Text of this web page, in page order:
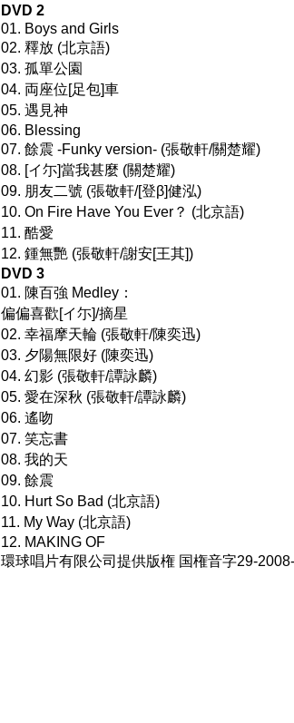
DVD 2
01. Boys and Girls
02. 釋放 (北京語)
03. 孤單公園
04. 両座位[足包]車
05. 遇見神
06. Blessing
07. 餘震 -Funky version- (張敬軒/關楚耀)
08. [イ尓]當我甚麼 (關楚耀)
09. 朋友二號 (張敬軒/[登β]健泓)
10. On Fire Have You Ever？ (北京語)
11. 酷愛
12. 鍾無艷 (張敬軒/謝安[王其])
DVD 3
01. 陳百強 Medley：
偏偏喜歡[イ尓]/摘星
02. 幸福摩天輪 (張敬軒/陳奕迅)
03. 夕陽無限好 (陳奕迅)
04. 幻影 (張敬軒/譚詠麟)
05. 愛在深秋 (張敬軒/譚詠麟)
06. 遙吻
07. 笑忘書
08. 我的天
09. 餘震
10. Hurt So Bad (北京語)
11. My Way (北京語)
12. MAKING OF
環球唱片有限公司提供版権 国権音字29-